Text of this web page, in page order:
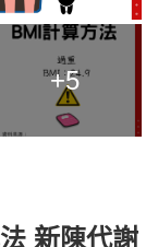
+5
新陳代謝